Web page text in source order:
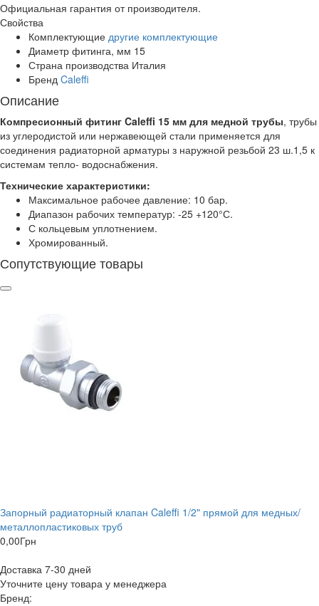
Официальная гарантия от производителя.
Свойства
Комплектующие другие комплектующие
Диаметр фитинга, мм 15
Страна производства Италия
Бренд Caleffi
Описание
Компресионный фитинг Caleffi 15 мм для медной трубы, трубы
из углеродистой или нержавеющей стали применяется для
соединения радиаторной арматуры з наружной резьбой 23 ш.1,5 к
системам тепло- водоснабжения.
Технические характеристики:
Максимальное рабочее давление: 10 бар.
Диапазон рабочих температур: -25 +120°С.
С кольцевым уплотнением.
Хромированный.
Сопутствующие товары
Запорный радиаторный клапан Caleffi 1/2" прямой для медных/
металлопластиковых труб
0,00Грн
Доставка 7-30 дней
Уточните цену товара у менеджера
Бренд: